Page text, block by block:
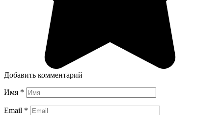
Добавить комментарий
Имя *
Email *